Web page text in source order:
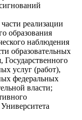
реализации
образования
наблюдения
образовательных
Государственного
услуг (работ),
федеральных
власти;